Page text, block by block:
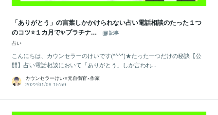
「ありがとう」の言葉しかかけられない占い電話相談のたった１つ
のコツ⭐️１カ月で✨プラチナ...
記事
占い
こんにちは、カウンセラーのけいです(*^^*)★たった一つだけの秘訣【公
開】占い電話相談において「ありがとう」しか言われ...
カウンセラーけい⭐️元自衛官×作家
2022/01/09 15:59